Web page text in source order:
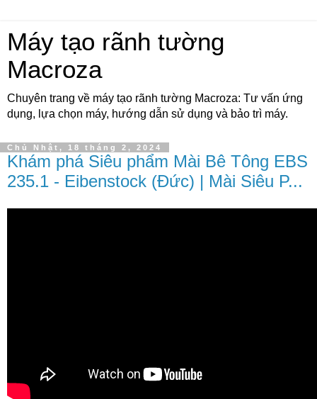
Máy tạo rãnh tường
Macroza
Chuyên trang về máy tạo rãnh tường Macroza: Tư vấn ứng
dụng, lựa chọn máy, hướng dẫn sử dụng và bảo trì máy.
Chủ Nhật, 18 tháng 2, 2024
Khám phá Siêu phẩm Mài Bê Tông EBS
235.1 - Eibenstock (Đức) | Mài Siêu P...